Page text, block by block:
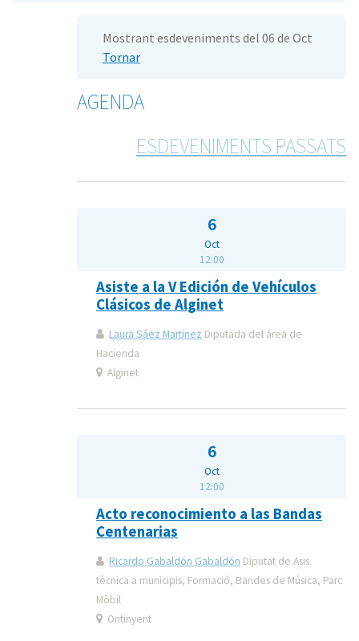
Mostrant esdeveniments del 06 de Oct
Tornar
AGENDA
ESDEVENIMENTS PASSATS
6
Oct
12:00
Asiste a la V Edición de Vehículos
Clásicos de Alginet
Laura Sáez Martínez Diputada del área de
Hacienda
Alginet
6
Oct
12:00
Acto reconocimiento a las Bandas
Centenarias
Ricardo Gabaldón Gabaldón Diputat de Asis.
tècnica a municipis, Formació, Bandes de Música, Parc
Mòbil
Ontinyent